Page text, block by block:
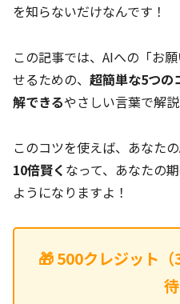
を知らないだけなんです！
この記事では、AIへの「お
せるための、 超簡単な5つの
解できるやさしい言葉で解説
このコツを使えば、あなた
10倍賢く なって、あなたの
ようになりますよ！
🎁 500クレジット